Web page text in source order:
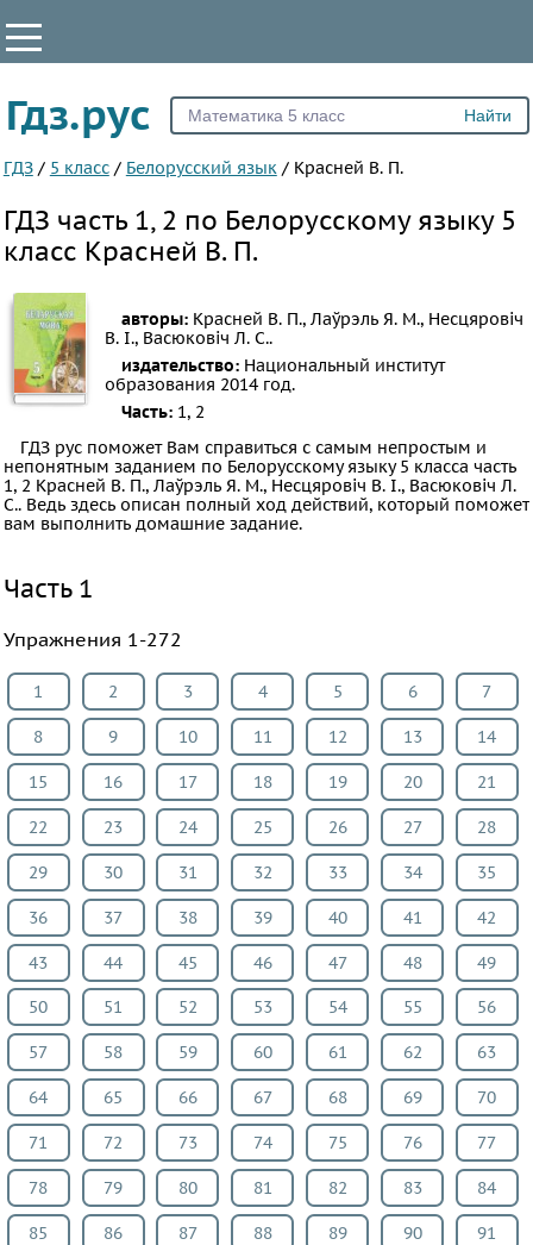
Все
2
4
5
8
9
11
ПРЕДМЕТЫ
предметы
Английский
язык
Русский
язык
Физика
Немецкий
язык
Белорусский
язык
Украинский
язык
Французский
язык
Биология
История
Информатика
ОБЖ
География
Гдз.рус
ГДЗ / 5 класс / Белорусский язык / Красней В. П.
ГДЗ часть 1, 2 по Белорусскому языку 5
класс Красней В. П.
авторы: Красней В. П., Лаўрэль Я. М., Несцяровіч
В. І., Васюковіч Л. С..
издательство: Национальный институт
образования 2014 год.
Часть:1, 2
ГДЗ рус поможет Вам справиться с самым непростым и
непонятным заданием по Белорусскому языку 5 класса часть
1, 2 Красней В. П., Лаўрэль Я. М., Несцяровіч В. І., Васюковіч Л.
С.. Ведь здесь описан полный ход действий, который поможет
вам выполнить домашние задание.
Часть 1
Упражнения 1-272
1 2 3 4 5 6 7
8 9 10 11 12 13 14
15 16 17 18 19 20 21
22 23 24 25 26 27 28
29 30 31 32 33 34 35
36 37 38 39 40 41 42
43 44 45 46 47 48 49
50 51 52 53 54 55 56
57 58 59 60 61 62 63
64 65 66 67 68 69 70
71 72 73 74 75 76 77
78 79 80 81 82 83 84
85 86 87 88 89 90 91